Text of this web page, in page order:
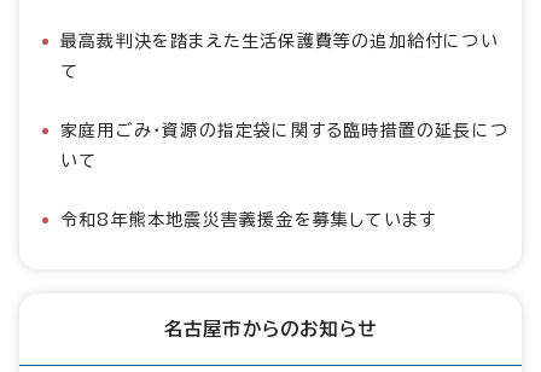
最高裁判決を踏まえた生活保護費等の追加給付につい
て
家庭用ごみ・資源の指定袋に関する臨時措置の延長につ
いて
令和8年熊本地震災害義援金を募集しています
名古屋市からのお知らせ